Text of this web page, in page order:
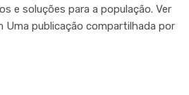
e soluções para a população. Ver
publicação compartilhada por